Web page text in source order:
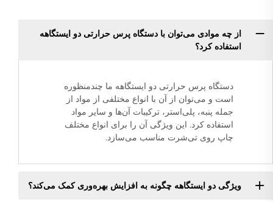
از چه موادی می‌توان با دستگاه پرس حرارتی دو ایستگاهه
استفاده کرد؟
دستگاه پرس حرارتی دو ایستگاهه ما چندمنظوره
است و می‌توان از آن با انواع مختلفی از مواد از
جمله پنبه، پلی‌استر، ترکیبات آن‌ها و سایر مواد
استفاده کرد. این ویژگی آن را برای انواع مختلف
چاپ روی تی‌شرت مناسب می‌سازد.
ویژگی دو ایستگاهه چگونه به افزایش بهره‌وری کمک می‌کند؟